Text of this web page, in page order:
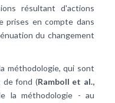
résultant d'actions
prises en compte dans
du changement
méthodologie, qui sont
de fond (Ramboll et al.,
la méthodologie - au